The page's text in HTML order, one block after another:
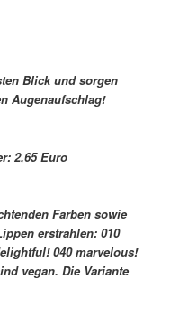
Blick und sorgen
Augenaufschlag!
2,65 Euro
Farben sowie
erstrahlen: 010
040 marvelous!
vegan. Die Variante